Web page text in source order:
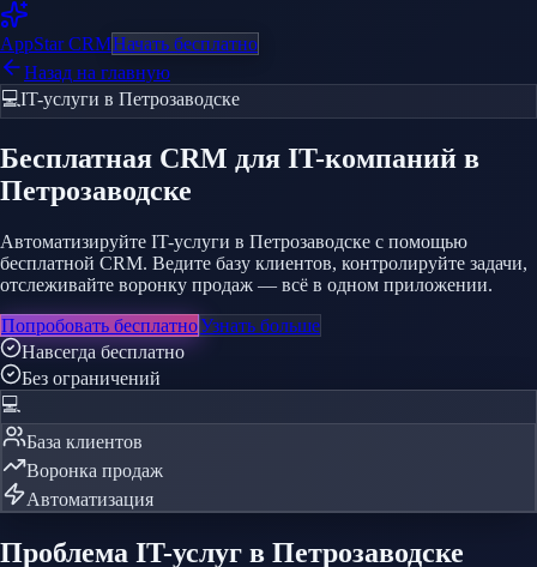
AppStarCRMНачать бесплатно
Назад на главную
💻IT-услуги в Петрозаводске
Бесплатная CRM для IT-компаний в
Петрозаводске
Автоматизируйте IT-услуги в Петрозаводске с помощью
бесплатной CRM. Ведите базу клиентов, контролируйте задачи,
отслеживайте воронку продаж — всё в одном приложении.
Попробовать бесплатноУзнать больше
Навсегда бесплатно
Без ограничений
💻
База клиентов
Воронка продаж
Автоматизация
Проблема IT-услуг в Петрозаводске